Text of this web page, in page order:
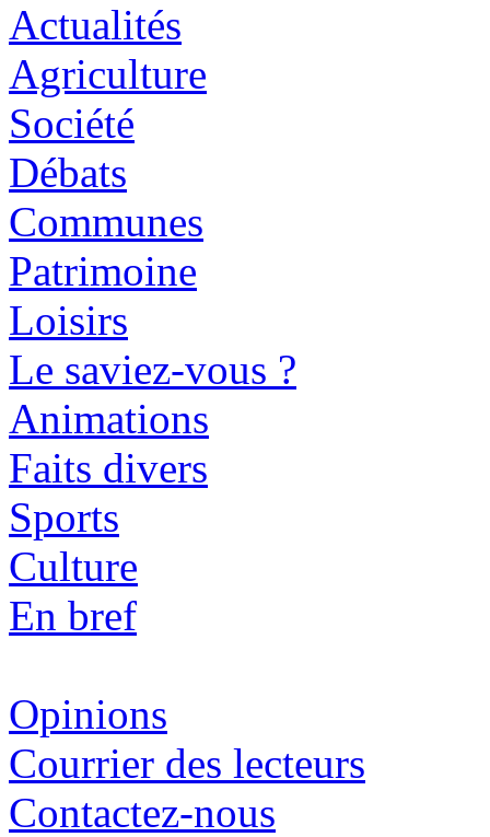
Actualités
Agriculture
Société
Débats
Communes
Patrimoine
Loisirs
Le saviez-vous ?
Animations
Faits divers
Sports
Culture
En bref
Opinions
Courrier des lecteurs
Contactez-nous